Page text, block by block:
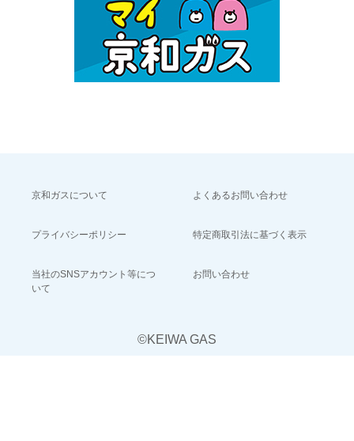
京和ガスについて よくあるお問い合わせ
プライバシーポリシー 特定商取引法に基づく表示
当社のSNSアカウント等につ
いて
お問い合わせ
©KEIWA GAS